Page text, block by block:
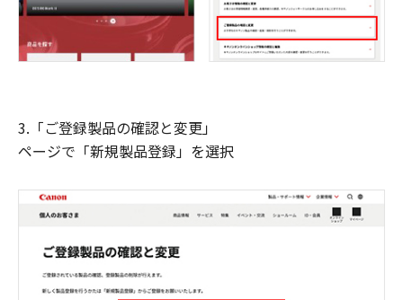
3.「ご登録製品の確認と変更」
ページで「新規製品登録」を選択